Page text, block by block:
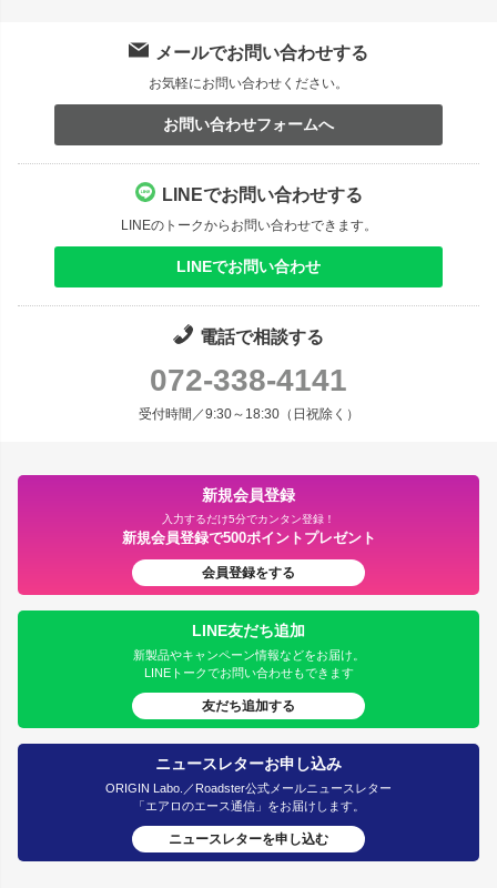
メールでお問い合わせする
お気軽にお問い合わせください。
お問い合わせフォームへ
LINEでお問い合わせする
LINEのトークからお問い合わせできます。
LINEでお問い合わせ
電話で相談する
072-338-4141
受付時間／9:30～18:30（日祝除く）
新規会員登録
入力するだけ5分でカンタン登録！
新規会員登録で500ポイントプレゼント
会員登録をする
LINE友だち追加
新製品やキャンペーン情報などをお届け。
LINEトークでお問い合わせもできます
友だち追加する
ニュースレターお申し込み
ORIGIN Labo.／Roadster公式メールニュースレター
「エアロのエース通信」をお届けします。
ニュースレターを申し込む